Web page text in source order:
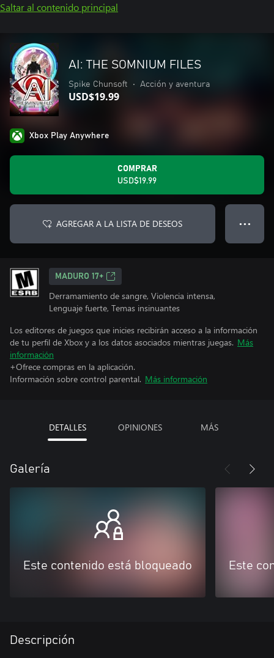
Saltar al contenido principal
AI: THE SOMNIUM FILES
Spike Chunsoft • Acción y aventura
USD$19.99
Xbox Play Anywhere
COMPRAR
USD$19.99
AGREGAR A LA LISTA DE DESEOS ● ● ●
MADURO 17+
Derramamiento de sangre, Violencia intensa,
Lenguaje fuerte, Temas insinuantes
Los editores de juegos que inicies recibirán acceso a la información
de tu perfil de Xbox y a los datos asociados mientras juegas. Más
información
+Ofrece compras en la aplicación.
Información sobre control parental. Más información
DETALLES OPINIONES MÁS
Galería
Este contenido está bloqueado Este
Descripción